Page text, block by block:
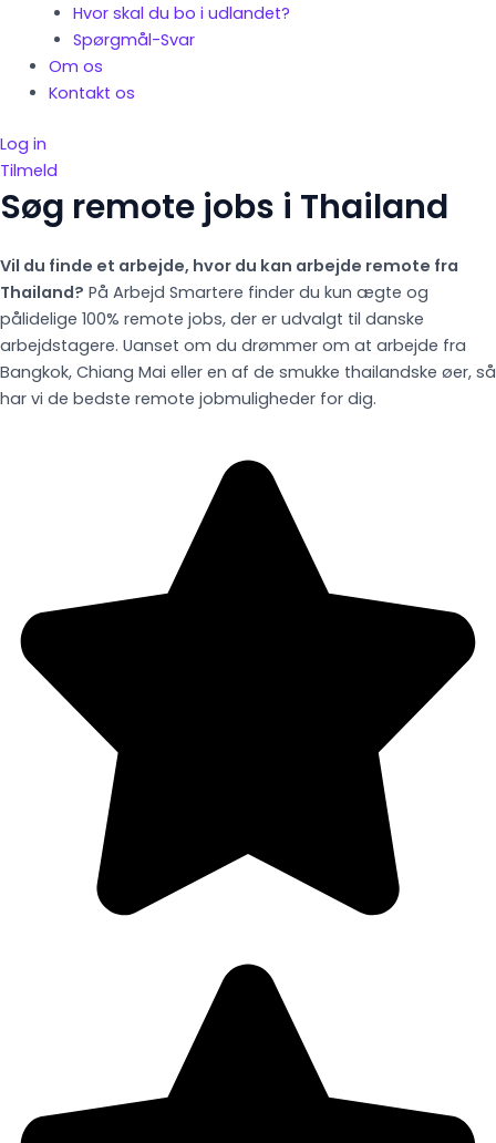
Hvor skal du bo i udlandet?
Spørgmål-Svar
Om os
Kontakt os
Log in
Tilmeld
Søg remote jobs i Thailand
Vil du finde et arbejde, hvor du kan arbejde remote fra
Thailand? På Arbejd Smartere finder du kun ægte og
pålidelige 100% remote jobs, der er udvalgt til danske
arbejdstagere. Uanset om du drømmer om at arbejde fra
Bangkok, Chiang Mai eller en af de smukke thailandske øer, så
har vi de bedste remote jobmuligheder for dig.